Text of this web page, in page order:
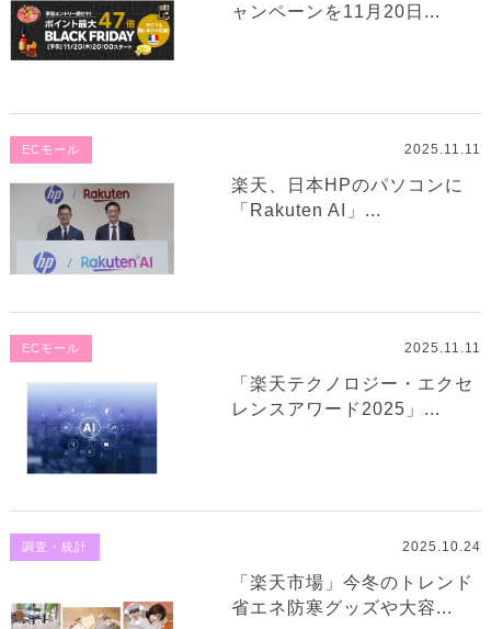
ャンペーンを11月20日...
ECモール 2025.11.11
楽天、日本HPのパソコンに
「Rakuten AI」...
ECモール 2025.11.11
「楽天テクノロジー・エクセ
レンスアワード2025」...
調査・統計 2025.10.24
「楽天市場」今冬のトレンド
省エネ防寒グッズや大容...